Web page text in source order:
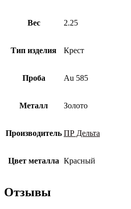
Вес 2.25
Тип изделия Крест
Проба Au 585
Металл Золото
Производитель ПР Дельта
Цвет металла Красный
Отзывы